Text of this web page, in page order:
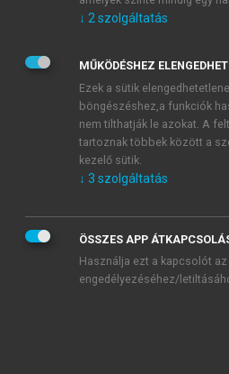
Kérek értesítést az Akadémiai
Adatkezelési tájékoztatóban
veszem és elfogadom.
Általános vásárlási feltételeket
mersz.huoldalak
tudomásul veszem és elfogadom.
↓ 2 szolgáltatás
MŰKÖDÉSHEZ
Ezek a sütik
böngészéshez,a funkciók
nem tilthatják le azokat. A
tartoznak többek között a
kezelő sütik.
↓ 3 szolgáltatás
ÖSSZES APP
Használja ezt a kapcsolót
engedélyezéséhez/